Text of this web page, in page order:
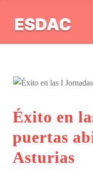
Éxito en
puertas
Asturias